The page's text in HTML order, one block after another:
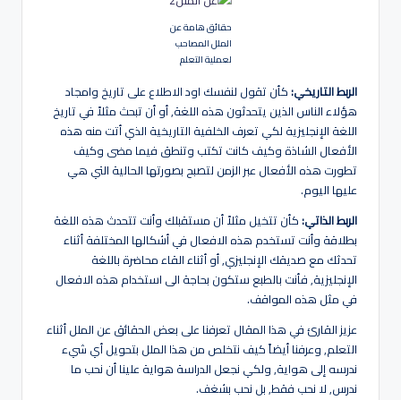
حقائق هامة عن
الملل المصاحب
لعملية التعلم
الربط التاريخي:كأن تقول لنفسك اود الاطلاع على تاريخ وامجاد
هؤلاء الناس الذين يتحدثون هذه اللغة, أو أن تبحث مثلاً في تاريخ
اللغة الإنجليزية لكي تعرف الخلفية التاريخية الذي أتت منه هذه
الأفعال الشاذة وكيف كانت تكتب وتنطق فيما مضى وكيف
تطورت هذه الأفعال عبر الزمن لتصبح بصورتها الحالية التي هي
عليها اليوم.
الربط الذاتي:كأن تتخيل مثلاً أن مستقبلك وأنت تتحدث هذه اللغة
بطلاقة وأنت تستخدم هذه الافعال في أشكالها المختلفة أثناء
تحدثك مع صديقك الإنجليزي, أو أثناء القاء محاضرة باللغة
الإنجليزية, فأنت بالطبع ستكون بحاجة الى استخدام هذه الافعال
في مثل هذه المواقف.
عزيز القارئ في هذا المقال تعرفنا على بعض الحقائق عن الملل أثناء
التعلم, وعرفنا أيضاً كيف نتخلص من هذا الملل بتحويل أي شيء
ندرسه إلى هواية, ولكي نجعل الدراسة هواية علينا أن نحب ما
ندرس, لا نحب فقط, بل نحب بشغف.